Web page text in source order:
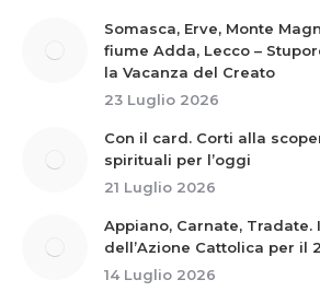
Somasca, Erve, Monte
fiume Adda, Lecco –
la Vacanza del Creato
23 Luglio 2026
Con il card. Corti alla
spirituali per l’oggi
21 Luglio 2026
Appiano, Carnate, Tradate.
dell’Azione Cattolica per il
14 Luglio 2026